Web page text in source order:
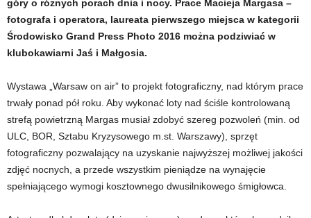
góry o różnych porach dnia i nocy. Prace Macieja Margasa –
fotografa i operatora, laureata pierwszego miejsca w kategorii
Środowisko Grand Press Photo 2016 można podziwiać w
klubokawiarni Jaś i Małgosia.
Wystawa „Warsaw on air” to projekt fotograficzny, nad którym prace
trwały ponad pół roku. Aby wykonać loty nad ściśle kontrolowaną
strefą powietrzną Margas musiał zdobyć szereg pozwoleń (min. od
ULC, BOR, Sztabu Kryzysowego m.st. Warszawy), sprzęt
fotograficzny pozwalający na uzyskanie najwyższej możliwej jakości
zdjęć nocnych, a przede wszystkim pieniądze na wynajęcie
spełniającego wymogi kosztownego dwusilnikowego śmigłowca.